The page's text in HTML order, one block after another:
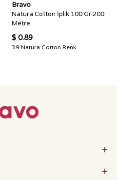
Bravo
Natura Cotton İplik 100 Gr 200
Metre
$ 0.89
39 Natura Cotton Renk